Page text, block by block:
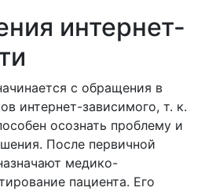
интернет-
с обращения в
интернет-зависимого, т. к.
осознать проблему и
После первичной
медико-
пациента. Его